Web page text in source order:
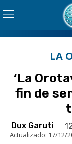
LA
‘La
fin de
Dux Garuti
Actualizado: 17/12/